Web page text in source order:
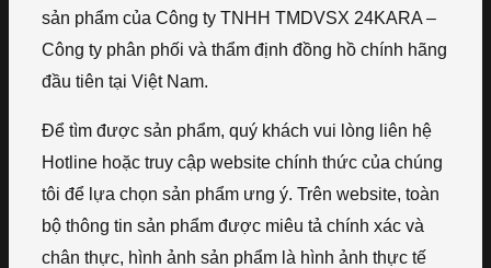
sản phẩm của Công ty TNHH TMDVSX 24KARA –
Công ty phân phối và thẩm định đồng hồ chính hãng
đầu tiên tại Việt Nam.
Để tìm được sản phẩm, quý khách vui lòng liên hệ
Hotline hoặc truy cập website chính thức của chúng
tôi để lựa chọn sản phẩm ưng ý. Trên website, toàn
bộ thông tin sản phẩm được miêu tả chính xác và
chân thực, hình ảnh sản phẩm là hình ảnh thực tế